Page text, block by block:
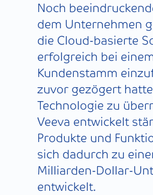
Noch
dem Unternehmen
die Cloud-basierte
erfolgreich bei
Kundenstamm
zuvor gezögert
Technologie zu
Veeva entwickelt
Produkte und
sich dadurch zu
Milliarden-Dollar-
entwickelt.